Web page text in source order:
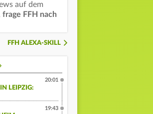
auf dem
frage FFH nach
FFH ALEXA-SKILL
LEIPZIG:
20:01
19:43